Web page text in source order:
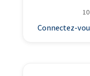
Connectez-